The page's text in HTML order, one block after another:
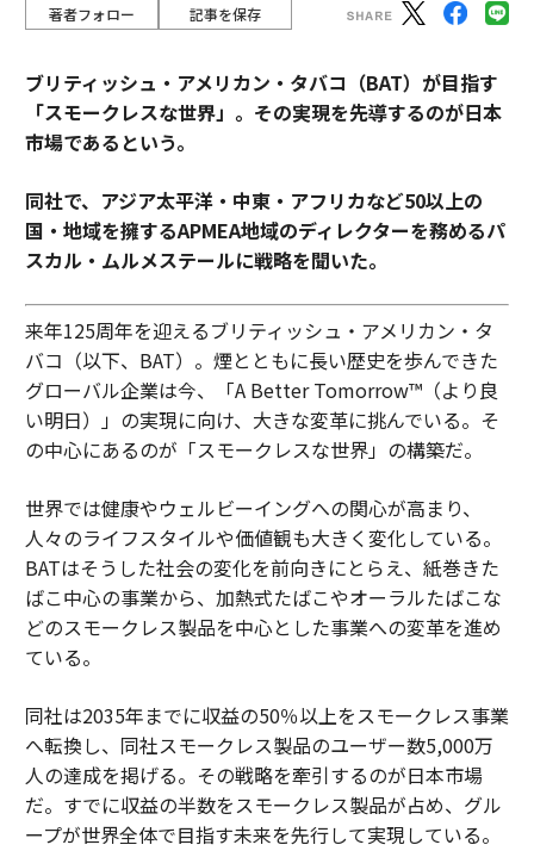
著者フォロー 記事を保存
ブリティッシュ・アメリカン・タバコ（BAT）が目指す
「スモークレスな世界」。その実現を先導するのが日本
市場であるという。
同社で、アジア太平洋・中東・アフリカなど50以上の
国・地域を擁するAPMEA地域のディレクターを務めるパ
スカル・ムルメステールに戦略を聞いた。
来年125周年を迎えるブリティッシュ・アメリカン・タ
バコ（以下、BAT）。煙とともに長い歴史を歩んできた
グローバル企業は今、「A Better Tomorrow™（より良
い明日）」の実現に向け、大きな変革に挑んでいる。そ
の中心にあるのが「スモークレスな世界」の構築だ。
世界では健康やウェルビーイングへの関心が高まり、
人々のライフスタイルや価値観も大きく変化している。
BATはそうした社会の変化を前向きにとらえ、紙巻きた
ばこ中心の事業から、加熱式たばこやオーラルたばこな
どのスモークレス製品を中心とした事業への変革を進め
ている。
同社は2035年までに収益の50％以上をスモークレス事業
へ転換し、同社スモークレス製品のユーザー数5,000万
人の達成を掲げる。その戦略を牽引するのが日本市場
だ。すでに収益の半数をスモークレス製品が占め、グル
ープが世界全体で目指す未来を先行して実現している。